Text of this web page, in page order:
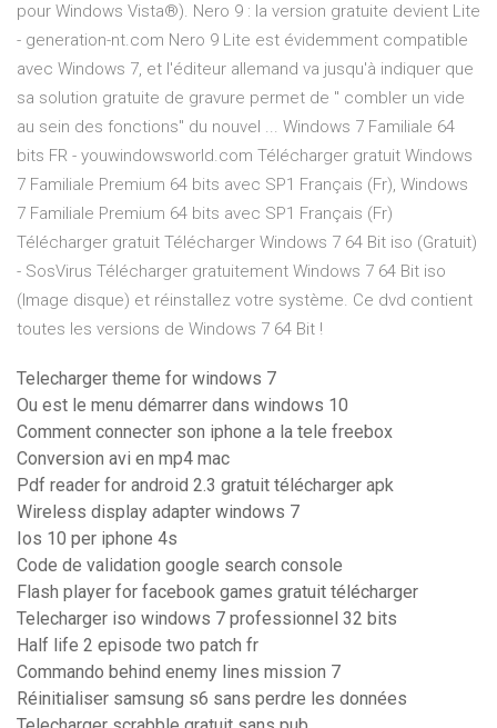
pour Windows Vista®). Nero 9 : la version gratuite devient Lite
- generation-nt.com Nero 9 Lite est évidemment compatible
avec Windows 7, et l'éditeur allemand va jusqu'à indiquer que
sa solution gratuite de gravure permet de " combler un vide
au sein des fonctions" du nouvel ... Windows 7 Familiale 64
bits FR - youwindowsworld.com Télécharger gratuit Windows
7 Familiale Premium 64 bits avec SP1 Français (Fr), Windows
7 Familiale Premium 64 bits avec SP1 Français (Fr)
Télécharger gratuit Télécharger Windows 7 64 Bit iso (Gratuit)
- SosVirus Télécharger gratuitement Windows 7 64 Bit iso
(Image disque) et réinstallez votre système. Ce dvd contient
toutes les versions de Windows 7 64 Bit !
Telecharger theme for windows 7
Ou est le menu démarrer dans windows 10
Comment connecter son iphone a la tele freebox
Conversion avi en mp4 mac
Pdf reader for android 2.3 gratuit télécharger apk
Wireless display adapter windows 7
Ios 10 per iphone 4s
Code de validation google search console
Flash player for facebook games gratuit télécharger
Telecharger iso windows 7 professionnel 32 bits
Half life 2 episode two patch fr
Commando behind enemy lines mission 7
Réinitialiser samsung s6 sans perdre les données